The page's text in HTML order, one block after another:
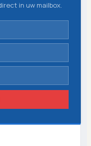
in uw mailbox.